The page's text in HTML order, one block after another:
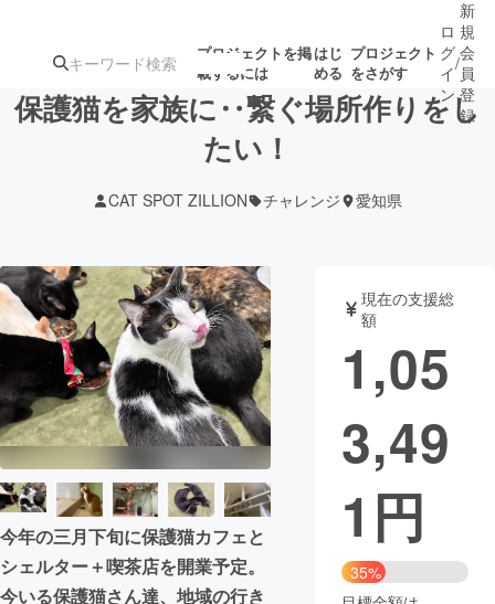
プロジェクトを掲
載するには
はじ
める
プロジェクト
をさがす
ターン
ジェクト
募集終了が近いプ
ロジェクト
されます
アート・写真 音楽
テクノロジー・ガジェット ゲーム・サ
映像・映画
ビジネス・起業
まちづくり・地域活性化
ロ
グ
イ
ン
/
新
規
会
員
登
録
保護猫を家族に‥繋ぐ場所作りをし
たい！
CAT SPOT ZILLION チャレンジ 愛知県
今年の三月下旬に保護猫カフェと
シェルター＋喫茶店を開業予定。
今いる保護猫さん達、地域の行き
現在の支援総
額
1,05
3,49
1 円
35%